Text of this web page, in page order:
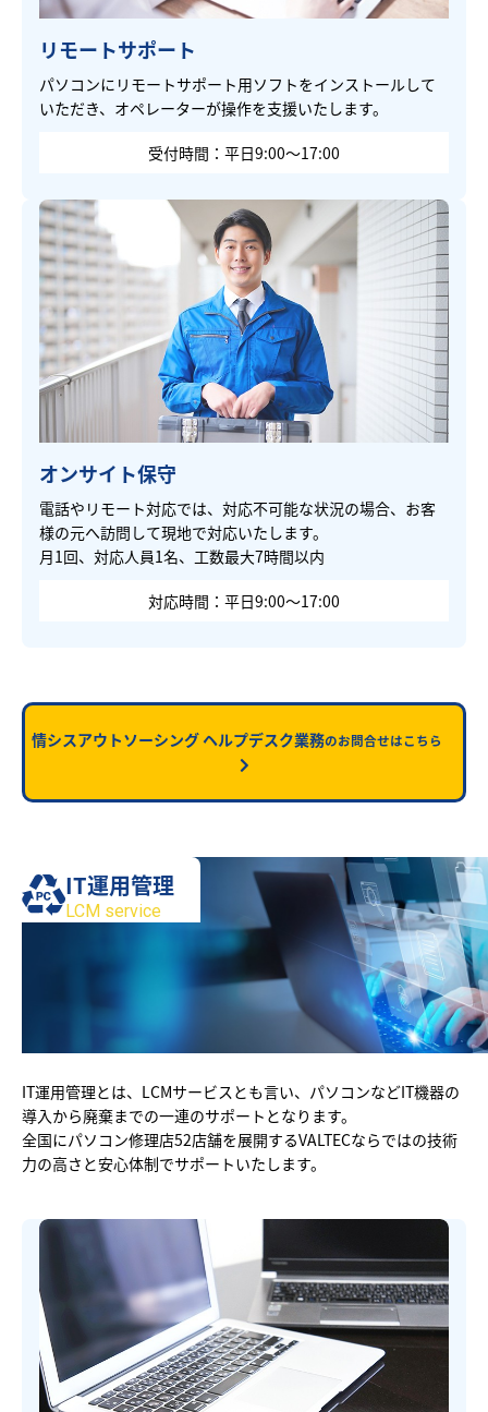
リモートサポート
パソコンにリモートサポート用ソフトをインストールして
いただき、オペレーターが操作を支援いたします。
受付時間：平日9:00～17:00
オンサイト保守
電話やリモート対応では、対応不可能な状況の場合、お客
様の元へ訪問して現地で対応いたします。
月1回、対応人員1名、工数最大7時間以内
対応時間：平日9:00～17:00
情シスアウトソーシング ヘルプデスク業務のお問合せはこちら
IT運用管理
LCM service
IT運用管理とは、LCMサービスとも言い、パソコンなどIT機器の
導入から廃棄までの一連のサポートとなります。
全国にパソコン修理店52店舗を展開するVALTECならではの技術
力の高さと安心体制でサポートいたします。